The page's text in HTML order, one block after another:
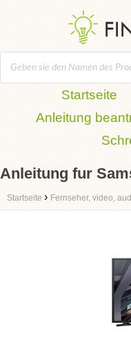
Startseite
Anleitung
Anleitung fur
Startseite › Fernseher, video,